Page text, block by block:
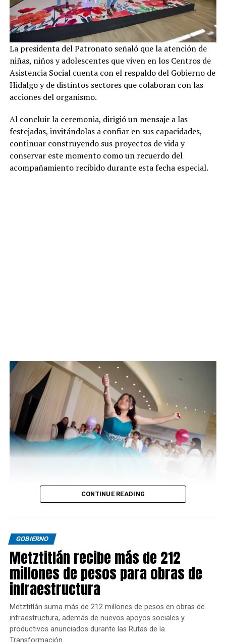
La presidenta del Patronato señaló que la atención de
niñas, niños y adolescentes que viven en los Centros de
Asistencia Social cuenta con el respaldo del Gobierno de
Hidalgo y de distintos sectores que colaboran con las
acciones del organismo.
Al concluir la ceremonia, dirigió un mensaje a las
festejadas, invitándolas a confiar en sus capacidades,
continuar construyendo sus proyectos de vida y
conservar este momento como un recuerdo del
acompañamiento recibido durante esta fecha especial.
CONTINUE READING
GOBIERNO
Metztitlán recibe más de 212
millones de pesos para obras de
infraestructura
Metztitlán suma más de 212 millones de pesos en obras de
infraestructura, además de nuevos apoyos sociales y
productivos anunciados durante las Rutas de la
Transformación.